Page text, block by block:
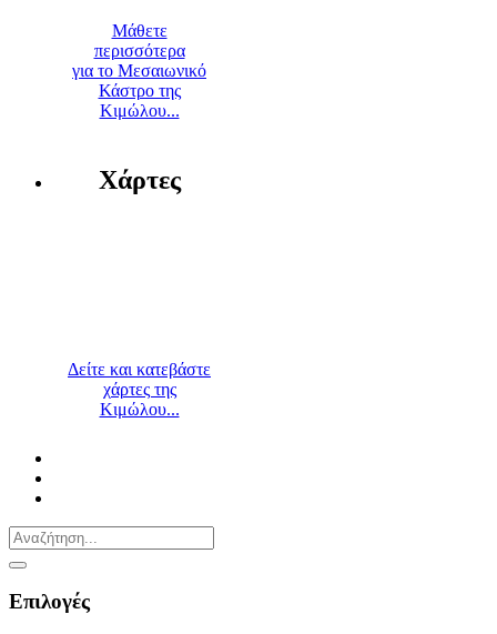
Μάθετε
περισσότερα
για το Μεσαιωνικό
Κάστρο της
Κιμώλου...
Χάρτες
Δείτε και κατεβάστε
χάρτες της
Κιμώλου...
Επιλογές